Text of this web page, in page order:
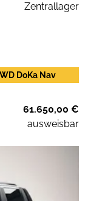
Zentrallager
DoKa Nav
61.650,00 €
ausweisbar